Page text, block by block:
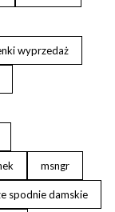
wyprzedaż
msngr
spodnie damskie